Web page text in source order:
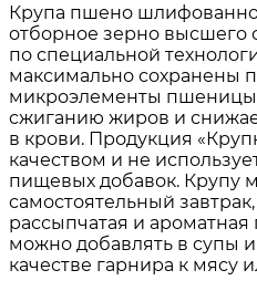
Крупа пшено
отборное зерно высшего
по специальной
максимально сохранены
микроэлементы
сжиганию жиров и
в крови. Продукция
качеством и не
пищевых добавок. Крупу
самостоятельный
рассыпчатая и
можно добавлять в супы
качестве гарнира к мясу